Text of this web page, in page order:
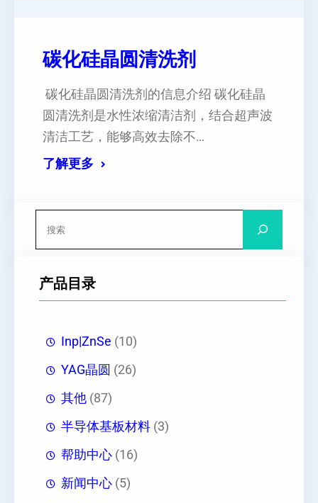
碳化硅晶圆清洗剂
碳化硅晶圆清洗剂的信息介绍 碳化硅晶
圆清洗剂是水性浓缩清洁剂，结合超声波
清洁工艺，能够高效去除不…
了解更多
产品目录
Inp|ZnSe (10)
YAG晶圆 (26)
其他 (87)
半导体基板材料 (3)
帮助中心 (16)
新闻中心 (5)